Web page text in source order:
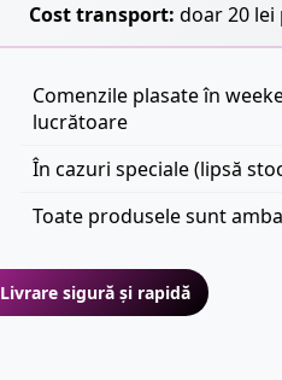
Cost transport: doar 20
Comenzile plasate în
lucrătoare
În cazuri speciale (lipsă
Toate produsele sunt
Livrare sigură și rapidă